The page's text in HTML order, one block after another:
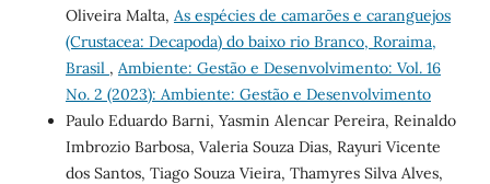
Oliveira Malta, As espécies de camarões e caranguejos
(Crustacea: Decapoda) do baixo rio Branco, Roraima,
Brasil , Ambiente: Gestão e Desenvolvimento: Vol. 16
No. 2 (2023): Ambiente: Gestão e Desenvolvimento
Paulo Eduardo Barni, Yasmin Alencar Pereira, Reinaldo
Imbrozio Barbosa, Valeria Souza Dias, Rayuri Vicente
dos Santos, Tiago Souza Vieira, Thamyres Silva Alves,